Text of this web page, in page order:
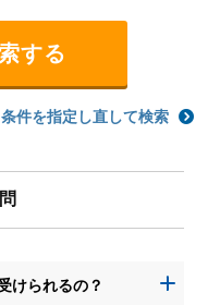
条件を指定し直して検索
けられるの？